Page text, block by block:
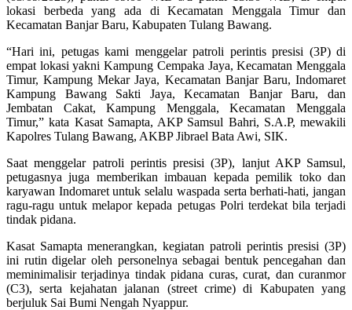
lokasi berbeda yang ada di Kecamatan Menggala Timur dan
Kecamatan Banjar Baru, Kabupaten Tulang Bawang.
“Hari ini, petugas kami menggelar patroli perintis presisi (3P) di
empat lokasi yakni Kampung Cempaka Jaya, Kecamatan Menggala
Timur, Kampung Mekar Jaya, Kecamatan Banjar Baru, Indomaret
Kampung Bawang Sakti Jaya, Kecamatan Banjar Baru, dan
Jembatan Cakat, Kampung Menggala, Kecamatan Menggala
Timur,” kata Kasat Samapta, AKP Samsul Bahri, S.A.P, mewakili
Kapolres Tulang Bawang, AKBP Jibrael Bata Awi, SIK.
Saat menggelar patroli perintis presisi (3P), lanjut AKP Samsul,
petugasnya juga memberikan imbauan kepada pemilik toko dan
karyawan Indomaret untuk selalu waspada serta berhati-hati, jangan
ragu-ragu untuk melapor kepada petugas Polri terdekat bila terjadi
tindak pidana.
Kasat Samapta menerangkan, kegiatan patroli perintis presisi (3P)
ini rutin digelar oleh personelnya sebagai bentuk pencegahan dan
meminimalisir terjadinya tindak pidana curas, curat, dan curanmor
(C3), serta kejahatan jalanan (street crime) di Kabupaten yang
berjuluk Sai Bumi Nengah Nyappur.